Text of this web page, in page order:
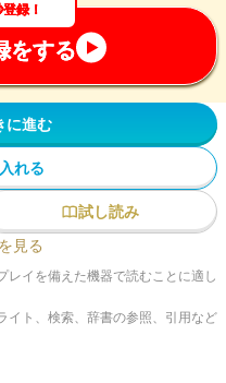
録！
をする
に進む
れる
試し読み
見る
イを備えた機器で読むことに適し
イト、検索、辞書の参照、引用など